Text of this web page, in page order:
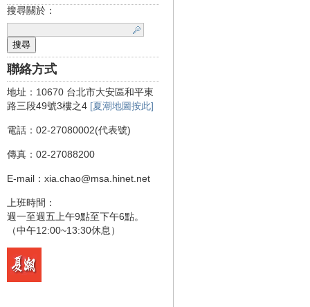
搜尋關於：
聯絡方式
地址：10670 台北市大安區和平東
路三段49號3樓之4 [夏潮地圖按此]
電話：02-27080002(代表號)
傳真：02-27088200
E-mail：xia.chao@msa.hinet.net
上班時間：
週一至週五上午9點至下午6點。
（中午12:00~13:30休息）